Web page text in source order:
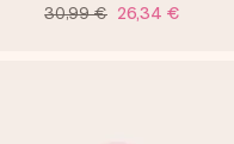
30,99 € 26,34 €